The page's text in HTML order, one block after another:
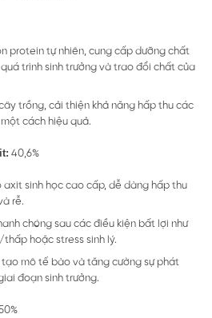
protein tự nhiên, cung cấp dưỡng chất
trình sinh trưởng và trao đổi chất của
cây trồng, cải thiện khả năng hấp thu các
cách hiệu quả.
40,6%
axit sinh học cao cấp, dễ dàng hấp thu
rễ.
chóng sau các điều kiện bất lợi như
hoặc stress sinh lý.
tạo mô tế bào và tăng cường sự phát
đoạn sinh trưởng.